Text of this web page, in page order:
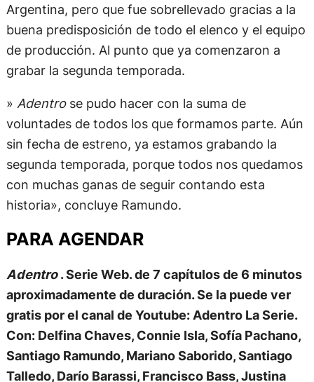
Argentina, pero que fue sobrellevado gracias a la
buena predisposición de todo el elenco y el equipo
de producción. Al punto que ya comenzaron a
grabar la segunda temporada.
» Adentro se pudo hacer con la suma de
voluntades de todos los que formamos parte. Aún
sin fecha de estreno, ya estamos grabando la
segunda temporada, porque todos nos quedamos
con muchas ganas de seguir contando esta
historia», concluye Ramundo.
PARA AGENDAR
Adentro. Serie Web. de 7 capítulos de 6 minutos
aproximadamente de duración. Se la puede ver
gratis por el canal de Youtube: Adentro La Serie.
Con: Delfina Chaves, Connie Isla, Sofía Pachano,
Santiago Ramundo, Mariano Saborido, Santiago
Talledo, Darío Barassi, Francisco Bass, Justina